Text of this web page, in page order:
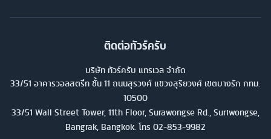
ติดต่อทัวร์ครับ
บริษัท ทัวร์ครับ แทรเวล จำกัด
33/51 อาคารวอลสตรีท ชั้น 11 ถนนสุรวงศ์ แขวงสุริยวงศ์ เขตบางรัก กทม.
10500
33/51 Wall Street Tower, 11th Floor, Surawongse Rd., Suriwongse,
Bangrak, Bangkok. โทร 02-853-9982